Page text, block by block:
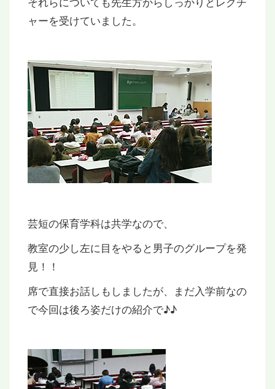
ャーを受けていました。
芸短の保育学科は共学なので、
教室の少し左に目をやると男子のグループを発
見！！
席で直接お話しもしましたが、まだ入学前なの
で今回は後ろ姿だけの紹介で♪♪